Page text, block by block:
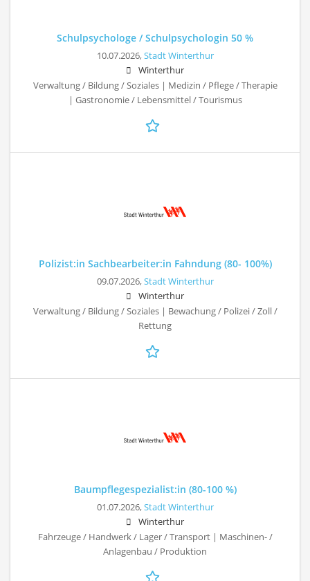
Schulpsychologe / Schulpsychologin 50 %
10.07.2026,Stadt Winterthur
Winterthur
Verwaltung / Bildung / Soziales | Medizin / Pflege / Therapie
| Gastronomie / Lebensmittel / Tourismus
Polizist:in Sachbearbeiter:in Fahndung (80- 100%)
09.07.2026,Stadt Winterthur
Winterthur
Verwaltung / Bildung / Soziales | Bewachung / Polizei / Zoll /
Rettung
Baumpflegespezialist:in (80-100 %)
01.07.2026,Stadt Winterthur
Winterthur
Fahrzeuge / Handwerk / Lager / Transport | Maschinen- /
Anlagenbau / Produktion